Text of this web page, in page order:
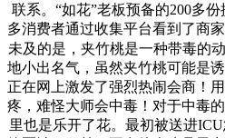
联系。“如花”老板预备的200多
多消费者通过收集平台看到了商
未及的是，夹竹桃是一种带毒的动
地小出名气，虽然夹竹桃可能是
正在网上激发了强烈热闹会商！
疼，难怪大师会中毒！对于中毒
里也是乐开了花。最初被送进